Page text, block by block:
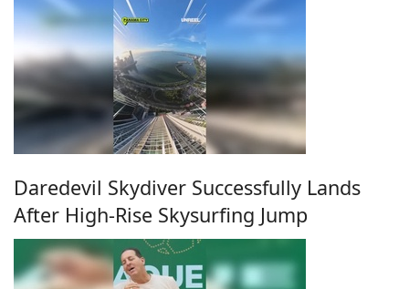
Daredevil Skydiver Successfully Lands
After High-Rise Skysurfing Jump